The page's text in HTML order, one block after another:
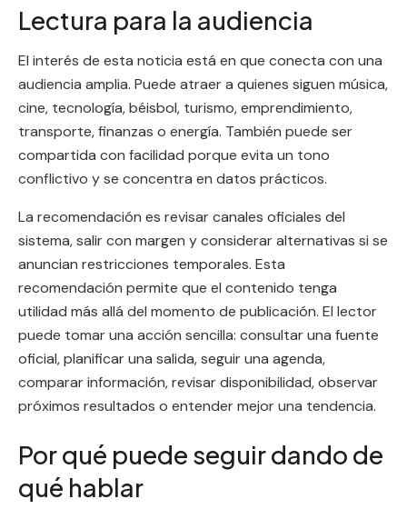
Lectura para la audiencia
El interés de esta noticia está en que conecta con una
audiencia amplia. Puede atraer a quienes siguen música,
cine, tecnología, béisbol, turismo, emprendimiento,
transporte, finanzas o energía. También puede ser
compartida con facilidad porque evita un tono
conflictivo y se concentra en datos prácticos.
La recomendación es revisar canales oficiales del
sistema, salir con margen y considerar alternativas si se
anuncian restricciones temporales. Esta
recomendación permite que el contenido tenga
utilidad más allá del momento de publicación. El lector
puede tomar una acción sencilla: consultar una fuente
oficial, planificar una salida, seguir una agenda,
comparar información, revisar disponibilidad, observar
próximos resultados o entender mejor una tendencia.
Por qué puede seguir dando de
qué hablar